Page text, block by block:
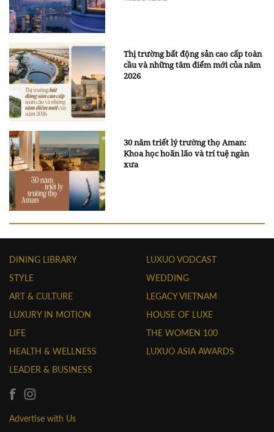
Thị trường bất động sản cao cấp toàn
cầu và những tâm điểm mới của năm
2026
30 năm triết lý trường thọ Aman:
Khoa học hoãn lão và trí tuệ ngàn
xưa
DINING LIBRARY
STYLE
ART & CULTURE
LUXURY IN MOTION
LIFE
HEALTH & WELLNESS
LEADER & BUSINESS
LUXUO VODCAST
WEDDING
LEGACY VIETNAM
HOUSE OF LUXE
THE WOMEN 100
LUXUO ASIA AWARDS
Advertise with Us